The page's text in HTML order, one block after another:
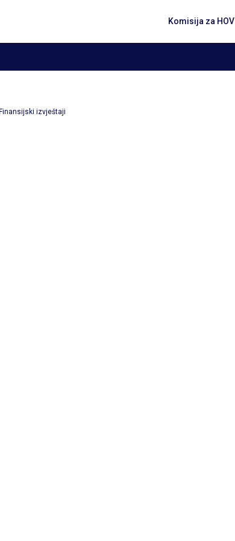
Komisija za HOV
Finansijski izvještaji